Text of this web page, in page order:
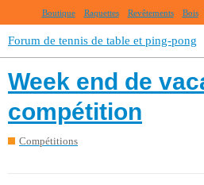
Boutique Raquettes Revêtements Bois
Forum de tennis de table et ping-pong
Week end de
compétition
Compétitions